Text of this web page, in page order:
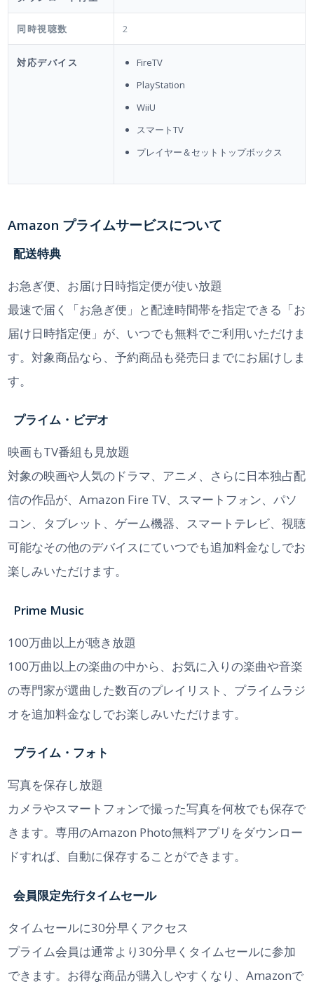
同時視聴数 2
対応デバイス
FireTV
PlayStation
WiiU
スマートTV
プレイヤー＆セットトップボックス
Amazon プライムサービスについて
配送特典
お急ぎ便、お届け日時指定便が使い放題
最速で届く「お急ぎ便」と配達時間帯を指定できる「お
届け日時指定便」が、いつでも無料でご利用いただけま
す。対象商品なら、予約商品も発売日までにお届けしま
す。
プライム・ビデオ
映画もTV番組も見放題
対象の映画や人気のドラマ、アニメ、さらに日本独占配
信の作品が、Amazon Fire TV、スマートフォン、パソ
コン、タブレット、ゲーム機器、スマートテレビ、視聴
可能なその他のデバイスにていつでも追加料金なしでお
楽しみいただけます。
Prime Music
100万曲以上が聴き放題
100万曲以上の楽曲の中から、お気に入りの楽曲や音楽
の専門家が選曲した数百のプレイリスト、プライムラジ
オを追加料金なしでお楽しみいただけます。
プライム・フォト
写真を保存し放題
カメラやスマートフォンで撮った写真を何枚でも保存で
きます。専用のAmazon Photo無料アプリをダウンロー
ドすれば、自動に保存することができます。
会員限定先行タイムセール
タイムセールに30分早くアクセス
プライム会員は通常より30分早くタイムセールに参加
できます。お得な商品が購入しやすくなり、Amazonで